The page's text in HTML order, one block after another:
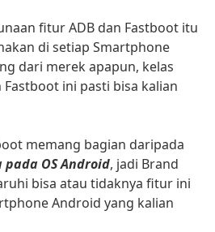
fitur ADB dan Fastboot itu
di setiap Smartphone
dari merek apapun, kelas
ini pasti bisa kalian
memang bagian daripada
OS Android, jadi Brand
bisa atau tidaknya fitur ini
Android yang kalian